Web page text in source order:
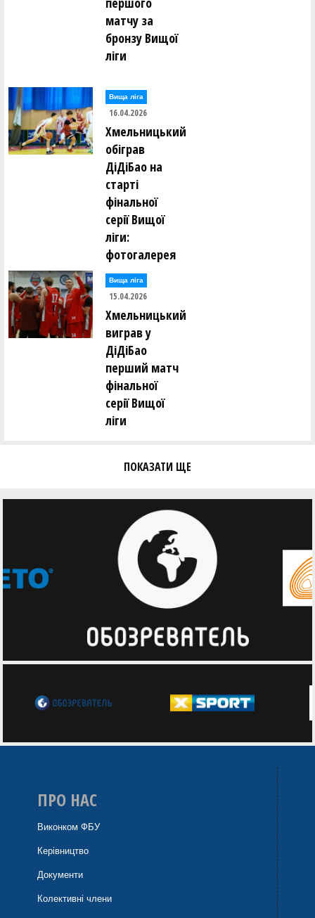
матчу за
бронзу Вищої
ліги
Вища лiга
16.04.2026
Хмельницький
обіграв
ДіДіБао на
старті
фінальної
серії Вищої
ліги:
фотогалерея
Вища лiга
15.04.2026
Хмельницький
виграв у
ДіДіБао
перший матч
фінальної
серії Вищої
ліги
ПОКАЗАТИ ЩЕ
ПРО НАС
Виконком ФБУ
Керівництво
Документи
Колективні члени